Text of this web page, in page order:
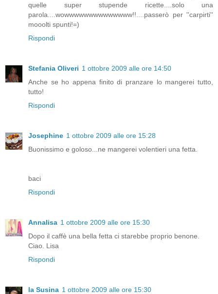
quelle super stupende ricette....solo una
parola....wowwwwwwwwwwwwww!!....passerò per ''carpirti''
mooolti spunti!=)
Rispondi
Stefania Oliveri 1 ottobre 2009 alle ore 14:50
Anche se ho appena finito di pranzare lo mangerei tutto,
tutto!
Rispondi
Josephine 1 ottobre 2009 alle ore 15:28
Buonissimo e goloso...ne mangerei volentieri una fetta.
baci
Rispondi
Annalisa 1 ottobre 2009 alle ore 15:30
Dopo il caffè una bella fetta ci starebbe proprio benone.
Ciao. Lisa
Rispondi
la Susina 1 ottobre 2009 alle ore 15:30